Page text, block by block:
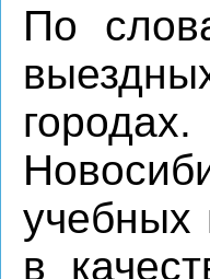
По
учебных
в